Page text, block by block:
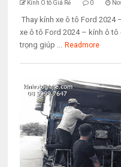
Kính Ô tô Giá Rẻ 0
Thay kính xe ô tô Ford 2024
xe ô tô Ford 2024 – kính ô
trọng giúp ... Readmore